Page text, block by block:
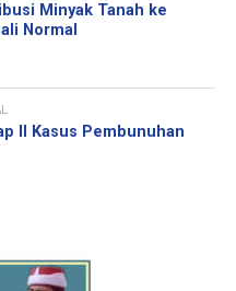
Minyak Tanah ke
Normal
II Kasus Pembunuhan